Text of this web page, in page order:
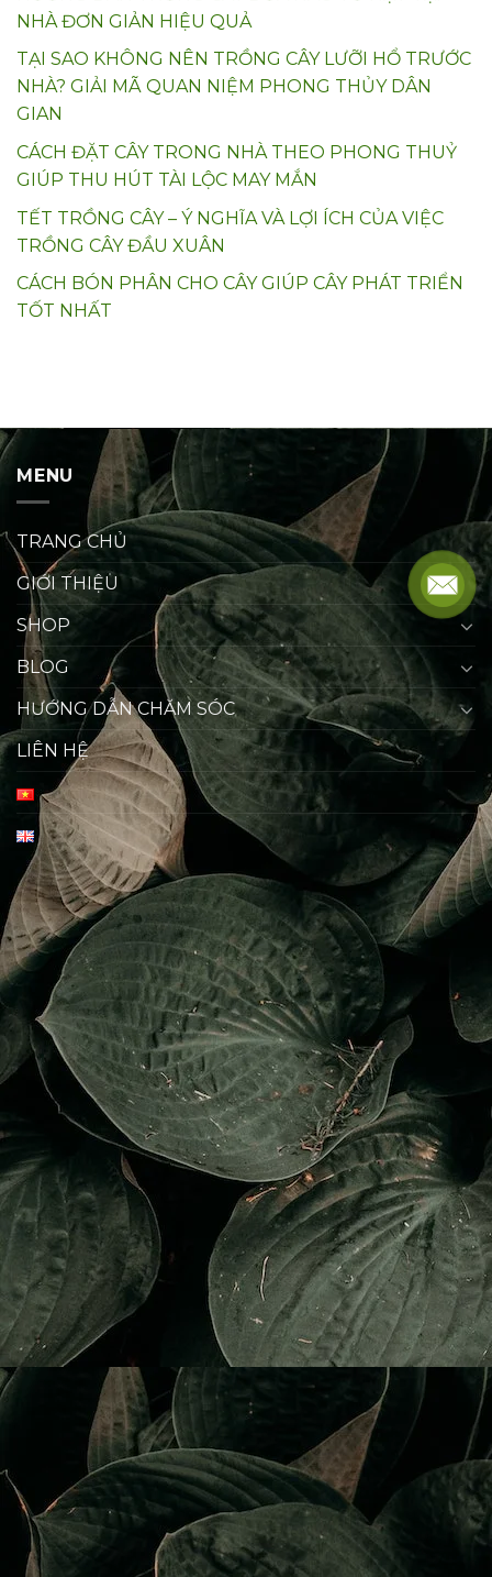
NHÀ ĐƠN GIẢN HIỆU QUẢ
TẠI SAO KHÔNG NÊN TRỒNG CÂY LƯỠI HỔ TRƯỚC
NHÀ? GIẢI MÃ QUAN NIỆM PHONG THỦY DÂN
GIAN
CÁCH ĐẶT CÂY TRONG NHÀ THEO PHONG THUỶ
GIÚP THU HÚT TÀI LỘC MAY MẮN
TẾT TRỒNG CÂY – Ý NGHĨA VÀ LỢI ÍCH CỦA VIỆC
TRỒNG CÂY ĐẦU XUÂN
CÁCH BÓN PHÂN CHO CÂY GIÚP CÂY PHÁT TRIỂN
TỐT NHẤT
MENU
TRANG CHỦ
GIỚI THIỆU
SHOP
BLOG
HƯỚNG DẪN CHĂM SÓC
LIÊN HỆ